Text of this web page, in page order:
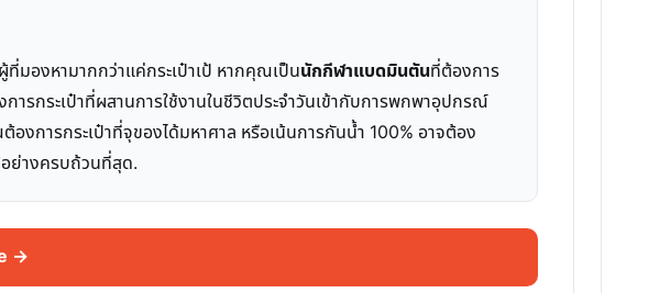
มองหามากกว่าแค่กระเป๋าเป้ หากคุณเป็นนักกีฬาแบดมินตันที่ต้องการ
ารกระเป๋าที่ผสานการใช้งานในชีวิตประจำวันเข้ากับการพกพาอุปกรณ์
การกระเป๋าที่จุของได้มหาศาล หรือเน้นการกันน้ำ 100% อาจต้อง
ย่างครบถ้วนที่สุด.
→